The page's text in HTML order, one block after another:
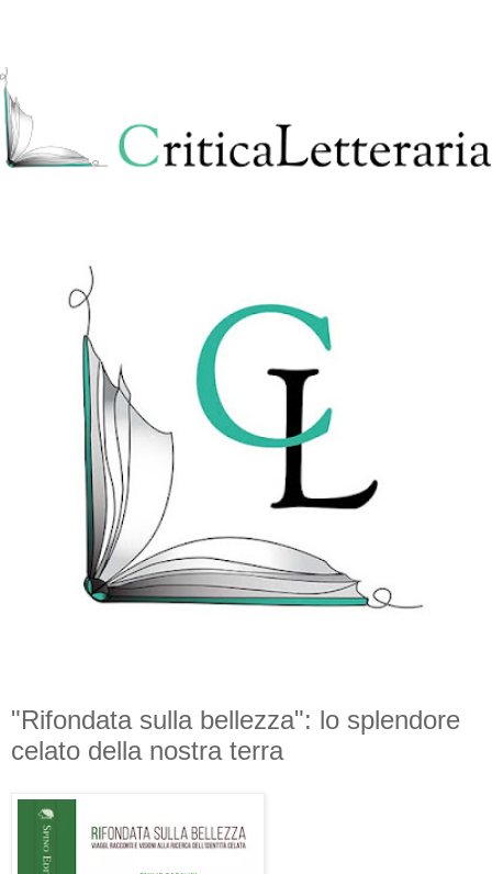
"Rifondata sulla bellezza": lo splendore
celato della nostra terra